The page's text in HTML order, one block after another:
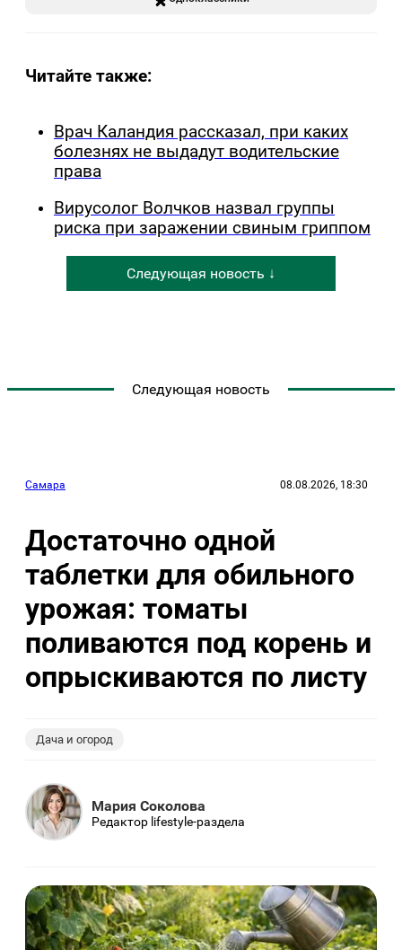
Читайте также:
Врач Каландия рассказал, при каких
болезнях не выдадут водительские
права
Вирусолог Волчков назвал группы
риска при заражении свиным гриппом
Следующая новость ↓
Следующая новость
Самара 08.08.2026, 18:30
Достаточно одной
таблетки для обильного
урожая: томаты
поливаются под корень и
опрыскиваются по листу
Дача и огород
Мария Соколова
Редактор lifestyle-раздела